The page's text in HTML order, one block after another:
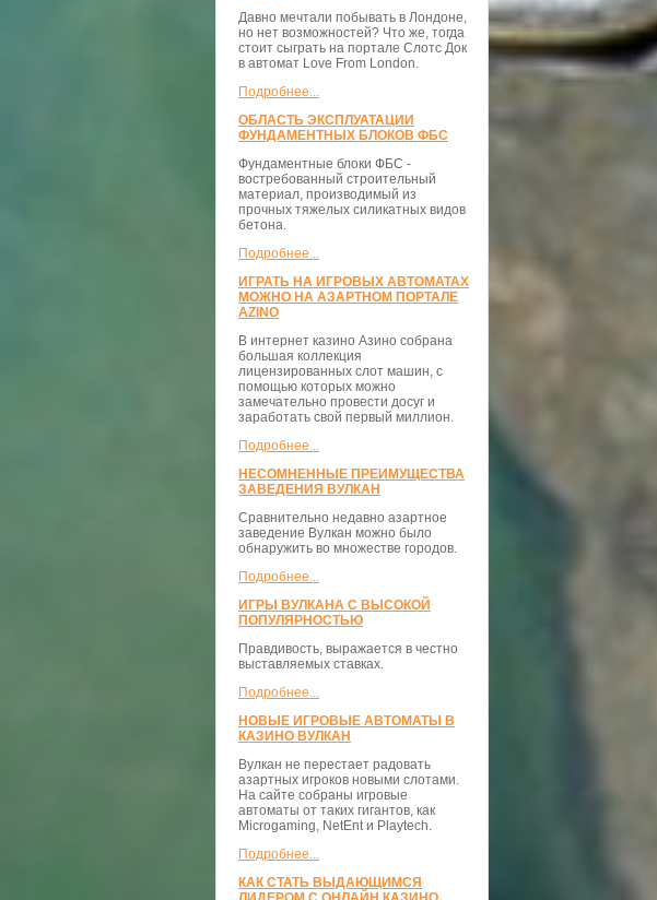
Давно мечтали побывать в Лондоне,
но нет возможностей? Что же, тогда
стоит сыграть на портале Слотс Док
в автомат Love From London.
Подробнее...
ОБЛАСТЬ ЭКСПЛУАТАЦИИ
ФУНДАМЕНТНЫХ БЛОКОВ ФБС
Фундаментные блоки ФБС -
востребованный строительный
материал, производимый из
прочных тяжелых силикатных видов
бетона.
Подробнее...
ИГРАТЬ НА ИГРОВЫХ АВТОМАТАХ
МОЖНО НА АЗАРТНОМ ПОРТАЛЕ
AZINO
В интернет казино Азино собрана
большая коллекция
лицензированных слот машин, с
помощью которых можно
замечательно провести досуг и
заработать свой первый миллион.
Подробнее...
НЕСОМНЕННЫЕ ПРЕИМУЩЕСТВА
ЗАВЕДЕНИЯ ВУЛКАН
Сравнительно недавно азартное
заведение Вулкан можно было
обнаружить во множестве городов.
Подробнее...
ИГРЫ ВУЛКАНА С ВЫСОКОЙ
ПОПУЛЯРНОСТЬЮ
Правдивость, выражается в честно
выставляемых ставках.
Подробнее...
НОВЫЕ ИГРОВЫЕ АВТОМАТЫ В
КАЗИНО ВУЛКАН
Вулкан не перестает радовать
азартных игроков новыми слотами.
На сайте собраны игровые
автоматы от таких гигантов, как
Microgaming, NetEnt и Playtech.
Подробнее...
КАК СТАТЬ ВЫДАЮЩИМСЯ